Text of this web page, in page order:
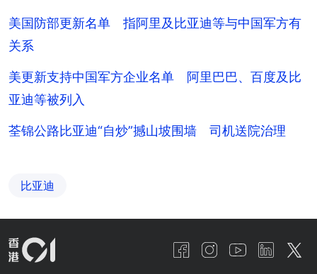
美国防部更新名单 指阿里及比亚迪等与中国军方有
关系
美更新支持中国军方企业名单 阿里巴巴、百度及比
亚迪等被列入
荃锦公路比亚迪“自炒”撼山坡围墙 司机送院治理
比亚迪